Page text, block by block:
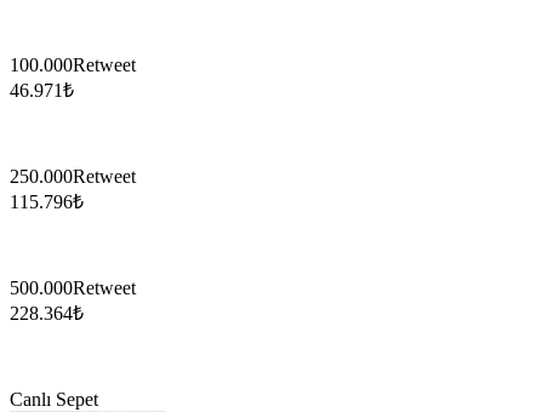
100.000Retweet
46.971₺
250.000Retweet
115.796₺
500.000Retweet
228.364₺
Canlı Sepet